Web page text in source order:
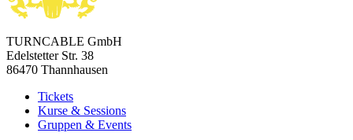
TURNCABLE GmbH
Edelstetter Str. 38
86470 Thannhausen
Tickets
Kurse & Sessions
Gruppen & Events